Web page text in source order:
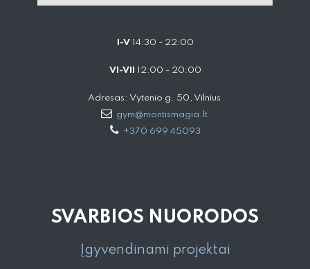
I-V14:30 - 22:00
VI-VII 12:00 - 20:00
Adresas: Vytenio g. 50, Vilnius
gym@montismagia.lt
+370 699 45093
SVARBIOS NUORODOS
Įgyvendinami projektai